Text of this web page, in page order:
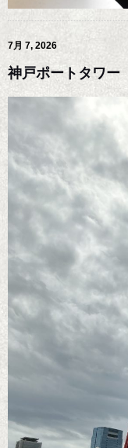
7月 7, 2026
神戸ポートタワ